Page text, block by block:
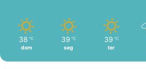
38 ℃
dom
39 ℃
seg
39 ℃
ter